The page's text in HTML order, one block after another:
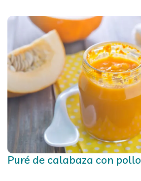
Puré de calabaza con pollo